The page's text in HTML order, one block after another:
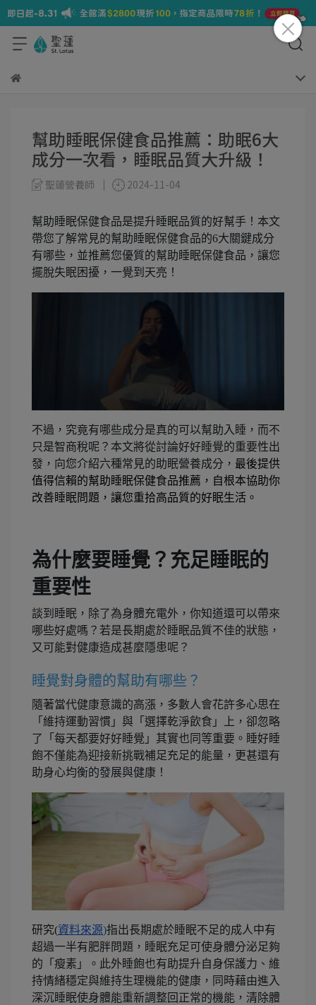
幫助睡眠保健食品推薦：助眠6大
成分一次看，睡眠品質大升級！
聖蓮營養師 2024-11-04
幫助睡眠保健食品是提升睡眠品質的好幫手！本文
帶您了解常見的幫助睡眠保健食品的6大關鍵成分
有哪些，並推薦您優質的幫助睡眠保健食品，讓您
擺脫失眠困擾，一覺到天亮！
不過，究竟有哪些成分是真的可以幫助入睡，而不
只是智商稅呢？本文將從討論好好睡覺的重要性出
發，向您介紹六種常見的助眠營養成分， 最後提供
值得信賴的幫助睡眠保健食品推薦，自根本協助你
改善睡眠問題，讓您重拾高品質的好眠生活。
為什麼要睡覺？充足睡眠的
重要性
談到睡眠，除了為身體充電外，你知道還可以帶來
哪些好處嗎？若是長期處於睡眠品質不佳的狀態，
又可能對健康造成甚麼隱患呢？
睡覺對身體的幫助有哪些？
隨著當代健康意識的高漲，多數人會花許多心思在
「維持運動習慣」與「選擇乾淨飲食」上，卻忽略
了「每天都要好好睡覺」其實也同等重要。睡好睡
飽不僅能為迎接新挑戰補足充足的能量，更甚還有
助身心均衡的發展與健康！
研究(資料來源)指出長期處於睡眠不足的成人中有
超過一半有肥胖問題，睡眠充足可使身體分泌足夠
的「瘦素」。此外睡飽也有助提升自身保護力、維
持情緒穩定與維持生理機能的健康，同時藉由進入
深沉睡眠使身體能重新調整回正常的機能，清除體